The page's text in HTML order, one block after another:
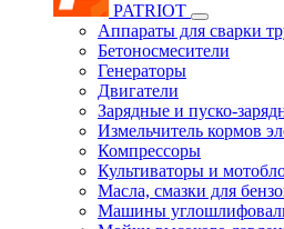
PATRIOT
Аппараты для сварки
Бетоносмесители
Генераторы
Двигатели
Зарядные и пуско-
Измельчитель кормов
Компрессоры
Культиваторы и
Масла, смазки для
Машины